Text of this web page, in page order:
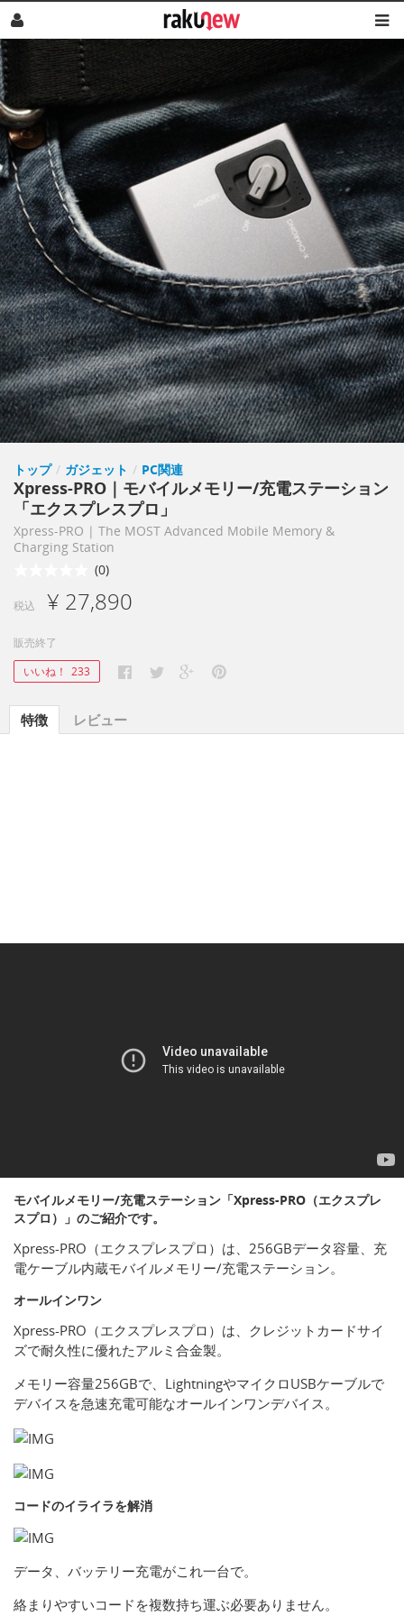
トップ / ガジェット / PC関連
Xpress-PRO｜モバイルメモリー/充電ステーション
「エクスプレスプロ」
Xpress-PRO | The MOST Advanced Mobile Memory &
Charging Station
(0)
税込 ¥ 27,890
販売終了
いいね！ 233
特徴 レビュー
モバイルメモリー/充電ステーション「Xpress-PRO（エクスプレ
スプロ）」のご紹介です。
Xpress-PRO（エクスプレスプロ）は、256GBデータ容量、充
電ケーブル内蔵モバイルメモリー/充電ステーション。
オールインワン
Xpress-PRO（エクスプレスプロ）は、クレジットカードサイ
ズで耐久性に優れたアルミ合金製。
メモリー容量256GBで、LightningやマイクロUSBケーブルで
デバイスを急速充電可能なオールインワンデバイス。
コードのイライラを解消
データ、バッテリー充電がこれ一台で。
絡まりやすいコードを複数持ち運ぶ必要ありません。